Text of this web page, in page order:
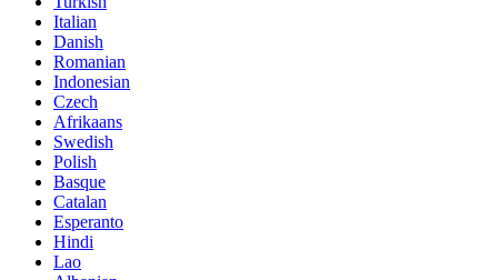
Italian
Danish
Romanian
Indonesian
Czech
Afrikaans
Swedish
Polish
Basque
Catalan
Esperanto
Hindi
Lao